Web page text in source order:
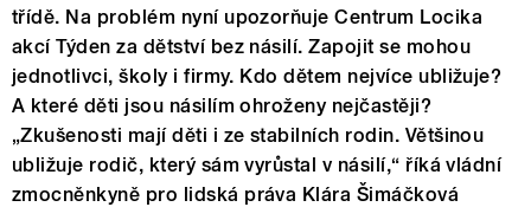
třídě. Na problém nyní upozorňuje Centrum Locika
akcí Týden za dětství bez násilí. Zapojit se mohou
jednotlivci, školy i firmy. Kdo dětem nejvíce ubližuje?
A které děti jsou násilím ohroženy nejčastěji?
„Zkušenosti mají děti i ze stabilních rodin. Většinou
ubližuje rodič, který sám vyrůstal v násilí,“ říká vládní
zmocněnkyně pro lidská práva Klára Šimáčková